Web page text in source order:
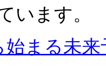
います。
始まる未